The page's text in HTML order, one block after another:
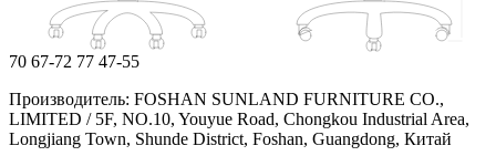
70 67-72 77 47-55
Производитель: FOSHAN SUNLAND FURNITURE CO.,
LIMITED / 5F, NO.10, Youyue Road, Chongkou Industrial Area,
Longjiang Town, Shunde District, Foshan, Guangdong, Китай